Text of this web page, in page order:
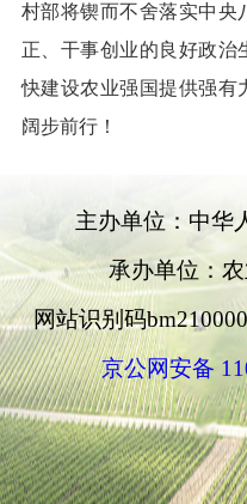
村部将锲而不舍落实中央
正、干事创业的良好政治
快建设农业强国提供强有
阔步前行！
主办单位：中华
承办单位：
网站识别码
京公网安备